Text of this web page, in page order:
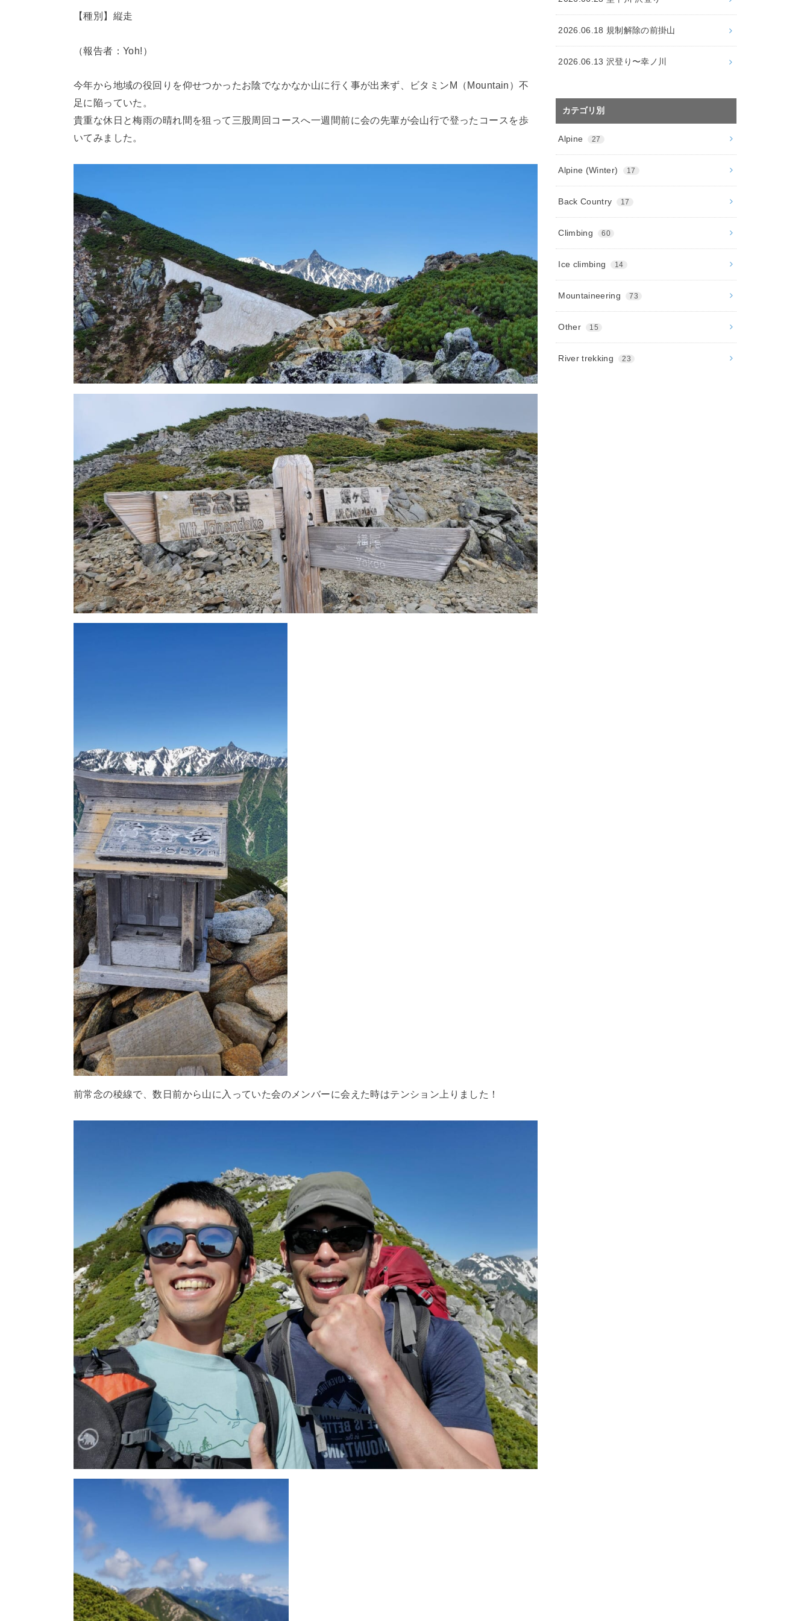
【種別】縦走
（報告者：Yoh!）
今年から地域の役回りを仰せつかったお陰でなかなか山に行く事が出来ず、ビタミンM（Mountain）不
足に陥っていた。
貴重な休日と梅雨の晴れ間を狙って三股周回コースへ一週間前に会の先輩が会山行で登ったコースを歩
いてみました。
前常念の稜線で、数日前から山に入っていた会のメンバーに会えた時はテンション上りました！
2026.06.18 規制解除の前掛山
2026.06.13 沢登り〜幸ノ川
カテゴリ別
Alpine 27
Alpine (Winter) 17
Back Country 17
Climbing 60
Ice climbing 14
Mountaineering 73
Other 15
River trekking 23